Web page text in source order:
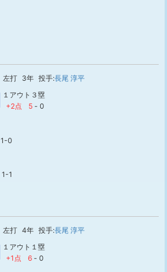
左打 3年 投手:長尾 淳平
１アウト３塁
+2点
5 - 0
1-0
1-1
左打 4年 投手:長尾 淳平
１アウト１塁
+1点
6 - 0